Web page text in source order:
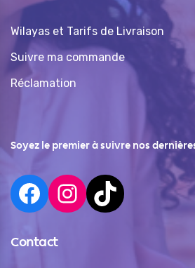
Wilayas et Tarifs de Livraison
Suivre ma commande
Réclamation
Soyez le premier à suivre nos
Contact